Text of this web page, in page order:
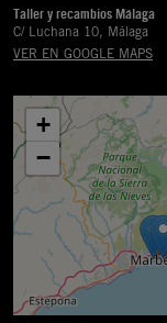
Taller y recambios Málaga
C/ Luchana 10, Málaga
VER EN GOOGLE MAPS
+
−